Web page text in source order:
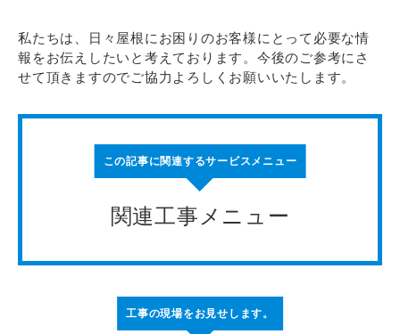
私たちは、日々屋根にお困りのお客様にとって必要な情
報をお伝えしたいと考えております。今後のご参考にさ
せて頂きますのでご協力よろしくお願いいたします。
この記事に関連するサービスメニュー
関連工事メニュー
工事の現場をお見せします。